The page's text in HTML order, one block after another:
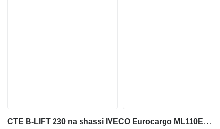
CTE B-LIFT 230 na shassi IVECO Eurocargo ML110E25WS 4h4